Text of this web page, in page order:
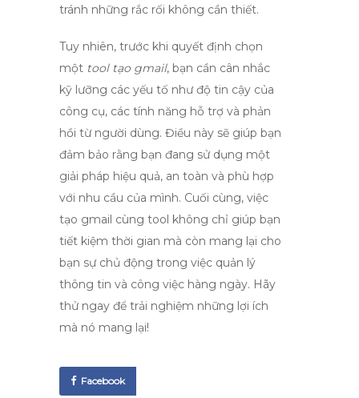
tránh những rắc rối không cần thiết.
Tuy nhiên, trước khi quyết định chọn
một tool tạo gmail, bạn cần cân nhắc
kỹ lưỡng các yếu tố như độ tin cậy của
công cụ, các tính năng hỗ trợ và phản
hồi từ người dùng. Điều này sẽ giúp bạn
đảm bảo rằng bạn đang sử dụng một
giải pháp hiệu quả, an toàn và phù hợp
với nhu cầu của mình. Cuối cùng, việc
tạo gmail cùng tool không chỉ giúp bạn
tiết kiệm thời gian mà còn mang lại cho
bạn sự chủ động trong việc quản lý
thông tin và công việc hàng ngày. Hãy
thử ngay để trải nghiệm những lợi ích
mà nó mang lại!
Facebook